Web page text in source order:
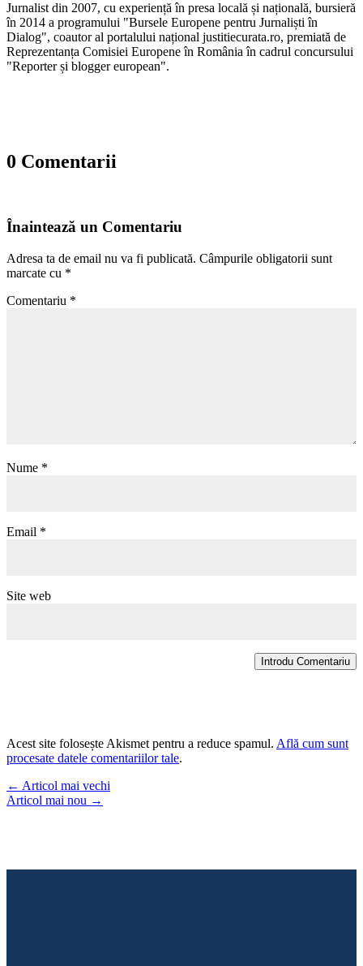
Jurnalist din 2007, cu experiență în presa locală și națională, bursieră
în 2014 a programului "Bursele Europene pentru Jurnaliști în
Dialog", coautor al portalului național justitiecurata.ro, premiată de
Reprezentanța Comisiei Europene în România în cadrul concursului
"Reporter și blogger european".
0 Comentarii
Înaintează un Comentariu
Adresa ta de email nu va fi publicată. Câmpurile obligatorii sunt
marcate cu *
Comentariu *
Nume *
Email *
Site web
Introdu Comentariu
Acest site folosește Akismet pentru a reduce spamul. Află cum sunt
procesate datele comentariilor tale.
← Articol mai vechi
Articol mai nou →